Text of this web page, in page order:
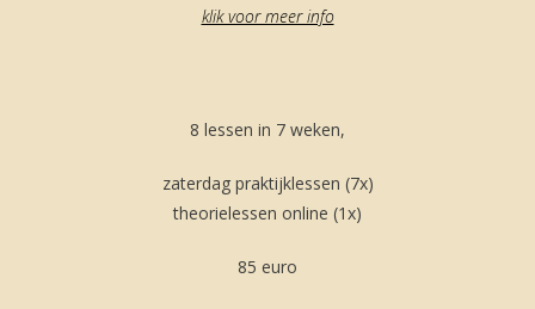
klik voor meer info
8 lessen in 7 weken,
zaterdag praktijklessen (7x)
theorielessen online (1x)
85 euro